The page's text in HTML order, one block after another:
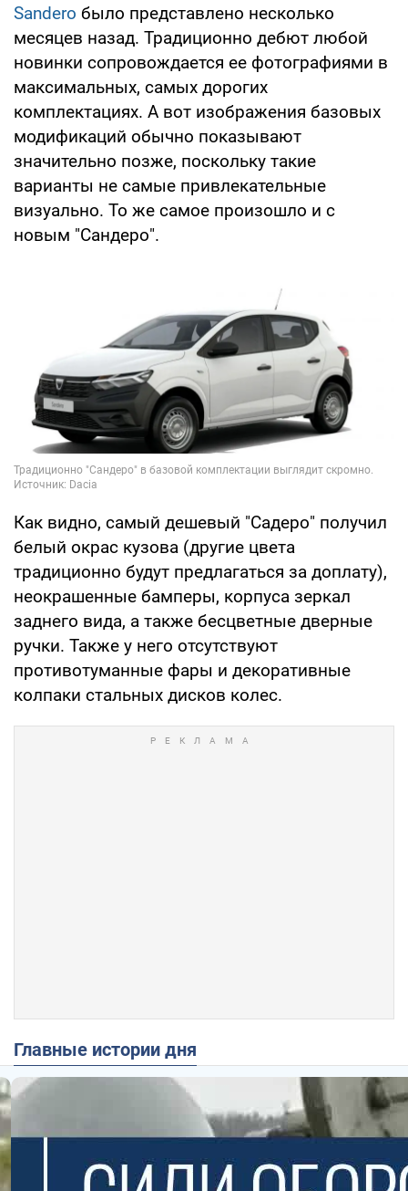
Sandero было представлено несколько
месяцев назад. Традиционно дебют любой
новинки сопровождается ее фотографиями в
максимальных, самых дорогих
комплектациях. А вот изображения базовых
модификаций обычно показывают
значительно позже, поскольку такие
варианты не самые привлекательные
визуально. То же самое произошло и с
новым "Сандеро".
Как видно, самый дешевый "Садеро" получил
белый окрас кузова (другие цвета
традиционно будут предлагаться за доплату),
неокрашенные бамперы, корпуса зеркал
заднего вида, а также бесцветные дверные
ручки. Также у него отсутствуют
противотуманные фары и декоративные
колпаки стальных дисков колес.
Главные истории дня